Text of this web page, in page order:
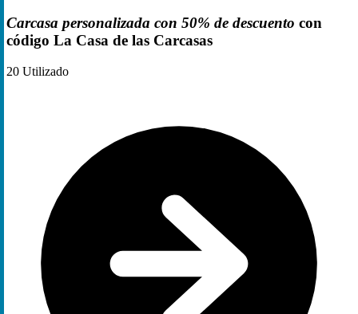
Carcasa personalizada con 50% de descuento con
código La Casa de las Carcasas
20 Utilizado